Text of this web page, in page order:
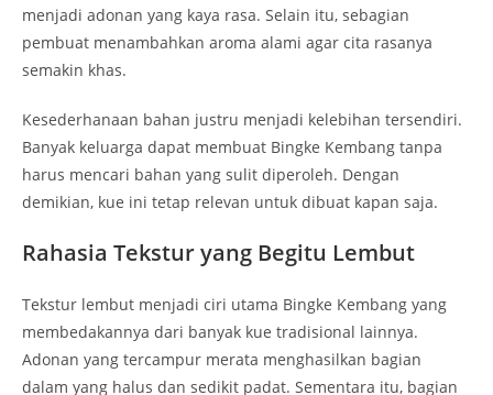
menjadi adonan yang kaya rasa. Selain itu, sebagian
pembuat menambahkan aroma alami agar cita rasanya
semakin khas.
Kesederhanaan bahan justru menjadi kelebihan tersendiri.
Banyak keluarga dapat membuat Bingke Kembang tanpa
harus mencari bahan yang sulit diperoleh. Dengan
demikian, kue ini tetap relevan untuk dibuat kapan saja.
Rahasia Tekstur yang Begitu Lembut
Tekstur lembut menjadi ciri utama Bingke Kembang yang
membedakannya dari banyak kue tradisional lainnya.
Adonan yang tercampur merata menghasilkan bagian
dalam yang halus dan sedikit padat. Sementara itu, bagian